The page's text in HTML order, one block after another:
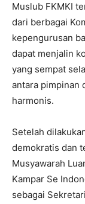
Muslub FKMKI
dari berbagai
kepengurusan
dapat menjalin
yang sempat
antara pimpinan
harmonis.
Setelah
demokratis dan
Musyawarah
Kampar Se
sebagai